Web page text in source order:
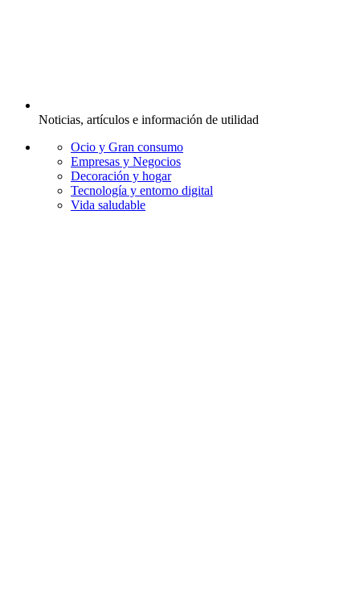
Noticias, artículos e información de utilidad
Ocio y Gran consumo
Empresas y Negocios
Decoración y hogar
Tecnología y entorno digital
Vida saludable